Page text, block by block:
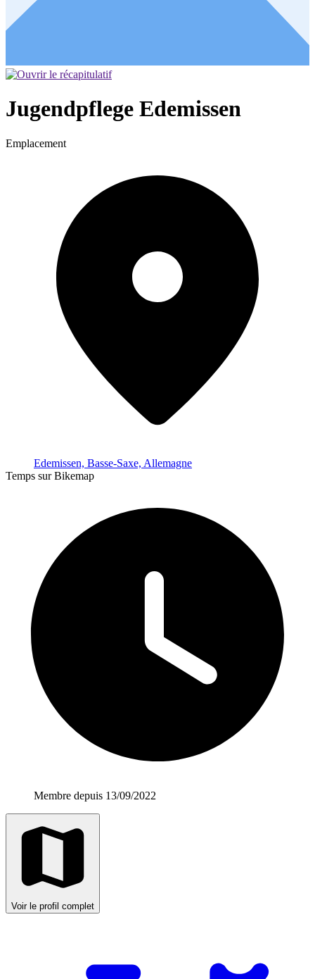
Jugendpflege Edemissen
Emplacement
Edemissen, Basse-Saxe, Allemagne
Temps sur Bikemap
Membre depuis 13/09/2022
Voir le profil complet